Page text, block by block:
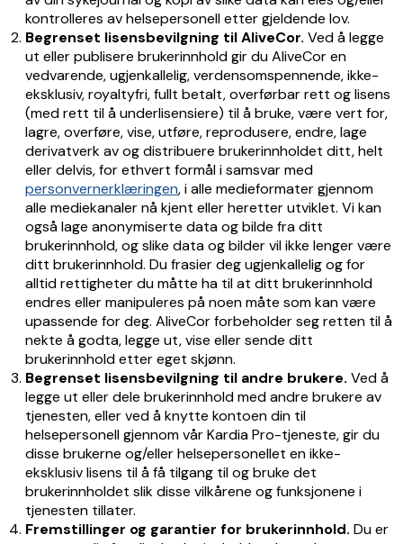
kontrolleres av helsepersonell etter gjeldende lov.
Begrenset lisensbevilgning til AliveCor. Ved å legge
ut eller publisere brukerinnhold gir du AliveCor en
vedvarende, ugjenkallelig, verdensomspennende, ikke-
eksklusiv, royaltyfri, fullt betalt, overførbar rett og lisens
(med rett til å underlisensiere) til å bruke, være vert for,
lagre, overføre, vise, utføre, reprodusere, endre, lage
derivatverk av og distribuere brukerinnholdet ditt, helt
eller delvis, for ethvert formål i samsvar med
personvernerklæringen, i alle medieformater gjennom
alle mediekanaler nå kjent eller heretter utviklet. Vi kan
også lage anonymiserte data og bilde fra ditt
brukerinnhold, og slike data og bilder vil ikke lenger være
ditt brukerinnhold. Du frasier deg ugjenkallelig og for
alltid rettigheter du måtte ha til at ditt brukerinnhold
endres eller manipuleres på noen måte som kan være
upassende for deg. AliveCor forbeholder seg retten til å
nekte å godta, legge ut, vise eller sende ditt
brukerinnhold etter eget skjønn.
Begrenset lisensbevilgning til andre brukere. Ved å
legge ut eller dele brukerinnhold med andre brukere av
tjenesten, eller ved å knytte kontoen din til
helsepersonell gjennom vår Kardia Pro-tjeneste, gir du
disse brukerne og/eller helsepersonellet en ikke-
eksklusiv lisens til å få tilgang til og bruke det
brukerinnholdet slik disse vilkårene og funksjonene i
tjenesten tillater.
Fremstillinger og garantier for brukerinnhold. Du er